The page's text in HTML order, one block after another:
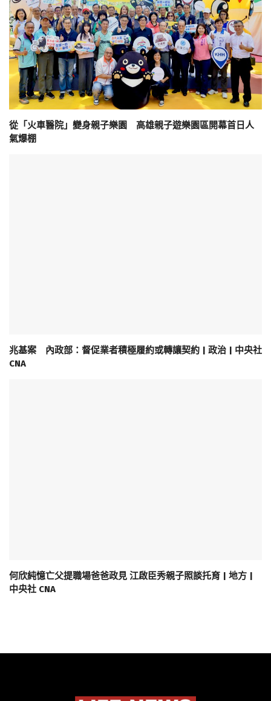
從「火車醫院」變身親子樂園 高雄親子遊樂園區開幕首日人
氣爆棚
兆基案 內政部：督促業者積極履約或轉讓契約 | 政治 | 中央社
CNA
何欣純憶亡父提職場爸爸政見 江啟臣秀親子照談托育 | 地方 |
中央社 CNA